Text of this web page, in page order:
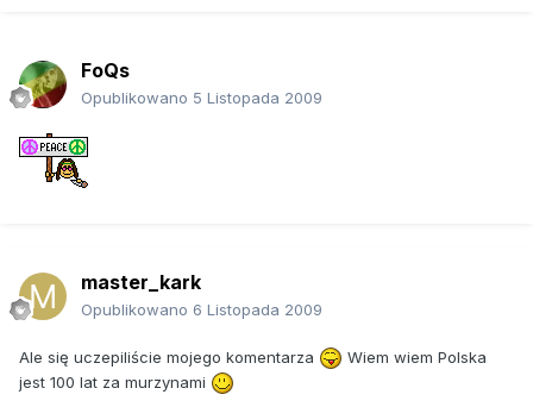
tysięcy. To wielokrotnie więcej niż w Holandii.
jest łatwiejsze niż załatwienie ubezpieczenia zdrowotnego.
Wystarczy przejrzeć ogłoszenia w gazetach. Konsultacja
medyczna kosztuje 200 dolarów. Wśród aptek handlujących
seminariach.
Stężenie THC, aktywnego składnika konopi indyjskich, jest
dziś wyższe niż w przeszłości. Jednak ponieważ nikt
jeszcze nie przedawkował marihuany, trudno stwierdzić,
czy to ma znaczenie. Oczywiście, jeśli ktoś cierpiał na
FoQs
Opublikowano 5 Listopada 2009
master_kark
Opublikowano 6 Listopada 2009
Ale się uczepiliście mojego komentarza
Wiem wiem Polska
jest 100 lat za murzynami